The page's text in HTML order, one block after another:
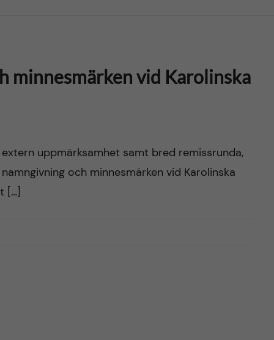
minnesmärken vid Karolinska
uppmärksamhet samt bred remissrunda,
och minnesmärken vid Karolinska
[…]